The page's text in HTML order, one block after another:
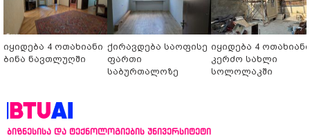
იყიდება 4 ოთახიანი
ბინა ნავთლუღში
ქირავდება საოფისე
ფართი
საბურთალოზე
იყიდება 4 ოთახიანი
კერძო სახლი
სოლოლაკში
ბიზნესისა და ტექნოლოგიების უნივერსიტეტი